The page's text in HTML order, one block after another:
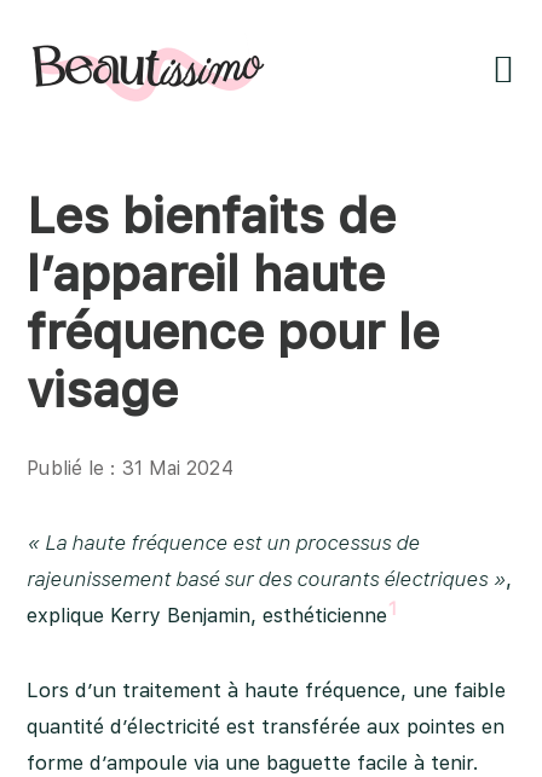
contenu
Les bienfaits de
l’appareil haute
fréquence pour le
visage
Publié le : 31 Mai 2024
« La haute fréquence est un processus de
rajeunissement basé sur des courants électriques »,
explique Kerry Benjamin, esthéticienne1
Lors d’un traitement à haute fréquence, une faible
quantité d’électricité est transférée aux pointes en
forme d’ampoule via une baguette facile à tenir.